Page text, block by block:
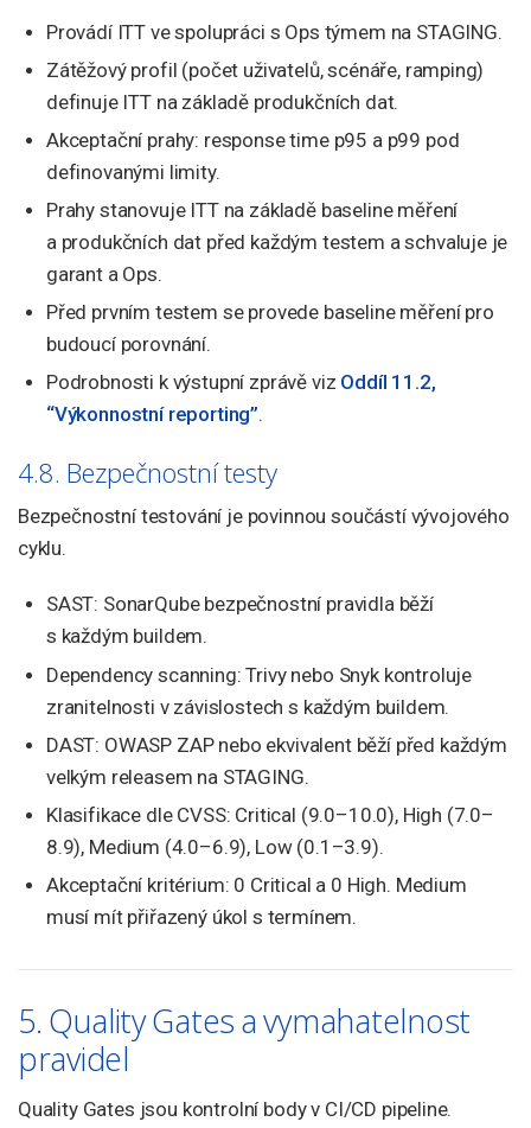
Provádí ITT ve spolupráci s Ops týmem na STAGING.
Zátěžový profil (počet uživatelů, scénáře, ramping)
definuje ITT na základě produkčních dat.
Akceptační prahy: response time p95 a p99 pod
definovanými limity.
Prahy stanovuje ITT na základě baseline měření
a produkčních dat před každým testem a schvaluje je
garant a Ops.
Před prvním testem se provede baseline měření pro
budoucí porovnání.
Podrobnosti k výstupní zprávě viz Oddíl 11.2,
“Výkonnostní reporting”.
4.8. Bezpečnostní testy
Bezpečnostní testování je povinnou součástí vývojového
cyklu.
SAST: SonarQube bezpečnostní pravidla běží
s každým buildem.
Dependency scanning: Trivy nebo Snyk kontroluje
zranitelnosti v závislostech s každým buildem.
DAST: OWASP ZAP nebo ekvivalent běží před každým
velkým releasem na STAGING.
Klasifikace dle CVSS: Critical (9.0–10.0), High (7.0–
8.9), Medium (4.0–6.9), Low (0.1–3.9).
Akceptační kritérium: 0 Critical a 0 High. Medium
musí mít přiřazený úkol s termínem.
5. Quality Gates a vymahatelnost
pravidel
Quality Gates jsou kontrolní body v CI/CD pipeline.